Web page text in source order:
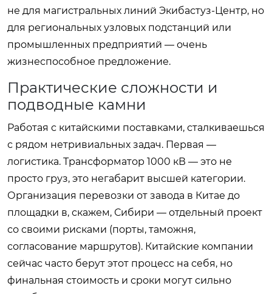
не для магистральных линий Экибастуз-Центр, но
для региональных узловых подстанций или
промышленных предприятий — очень
жизнеспособное предложение.
Практические сложности и
подводные камни
Работая с китайскими поставками, сталкиваешься
с рядом нетривиальных задач. Первая —
логистика. Трансформатор 1000 кВ — это не
просто груз, это негабарит высшей категории.
Организация перевозки от завода в Китае до
площадки в, скажем, Сибири — отдельный проект
со своими рисками (порты, таможня,
согласование маршрутов). Китайские компании
сейчас часто берут этот процесс на себя, но
финальная стоимость и сроки могут сильно